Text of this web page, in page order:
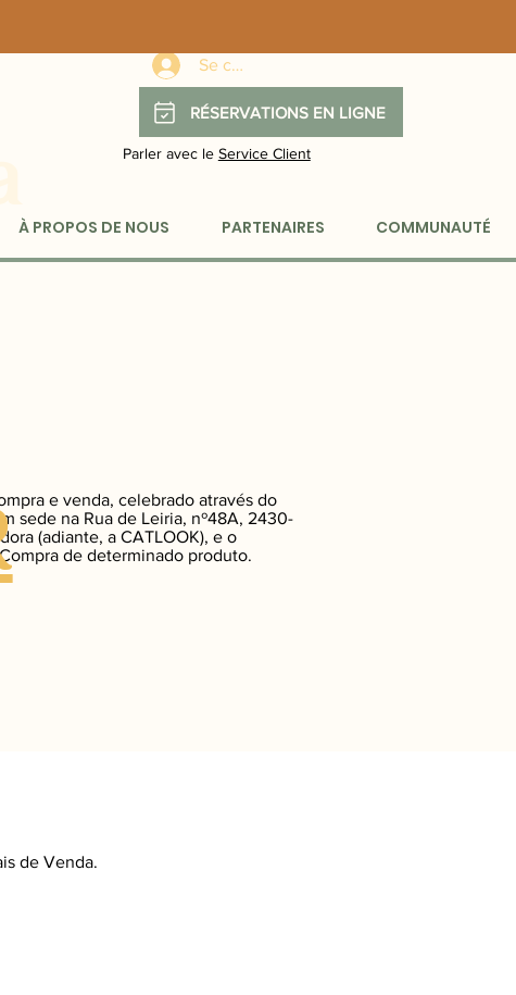
Se connecter
RÉSERVATIONS EN LIGNE
Parler avec le Service Client
e venda, celebrado através do
sede na Rua de Leiria, nº48A, 2430-
(adiante, a CATLOOK), e o
de determinado produto.
À PROPOS DE NOUS PARTENAIRES COMMUNAUTÉ
de Venda.